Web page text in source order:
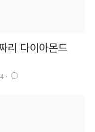
리 다이아몬드